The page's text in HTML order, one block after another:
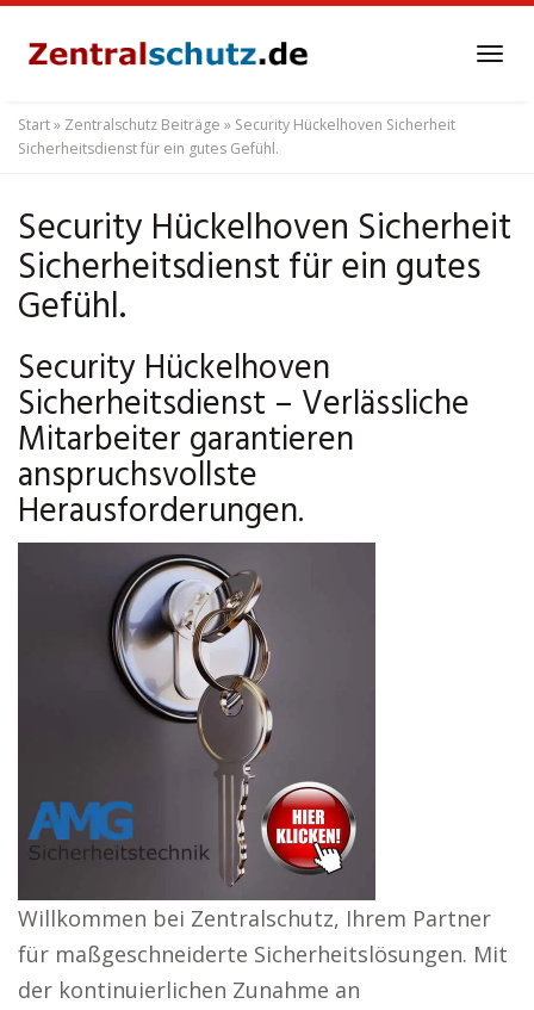
content
Start» Zentralschutz Beiträge » Security Hückelhoven Sicherheit
Sicherheitsdienst für ein gutes Gefühl.
Security Hückelhoven Sicherheit
Sicherheitsdienst für ein gutes
Gefühl.
Security Hückelhoven
Sicherheitsdienst – Verlässliche
Mitarbeiter garantieren
anspruchsvollste
Herausforderungen.
Willkommen bei Zentralschutz, Ihrem Partner
für maßgeschneiderte Sicherheitslösungen. Mit
der kontinuierlichen Zunahme an